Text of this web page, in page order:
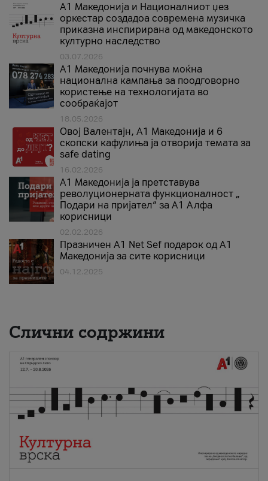
А1 Македонија и Националниот џез
оркестар создадоа современа музичка
приказна инспирирана од македонското
културно наследство
03.07.2026
A1 Македонија почнува моќна
национална кампања за поодговорно
користење на технологијата во
сообраќајот
18.05.2026
Овој Валентајн, A1 Македонија и 6
скопски кафулиња ја отворија темата за
safe dating
16.02.2026
А1 Македонија ја претставува
револуционерната функционалност „
Подари на пријател“ за А1 Алфа
корисници
02.02.2026
Празничен A1 Net Sеf подарок од А1
Македонија за сите корисници
04.12.2025
Слични содржини